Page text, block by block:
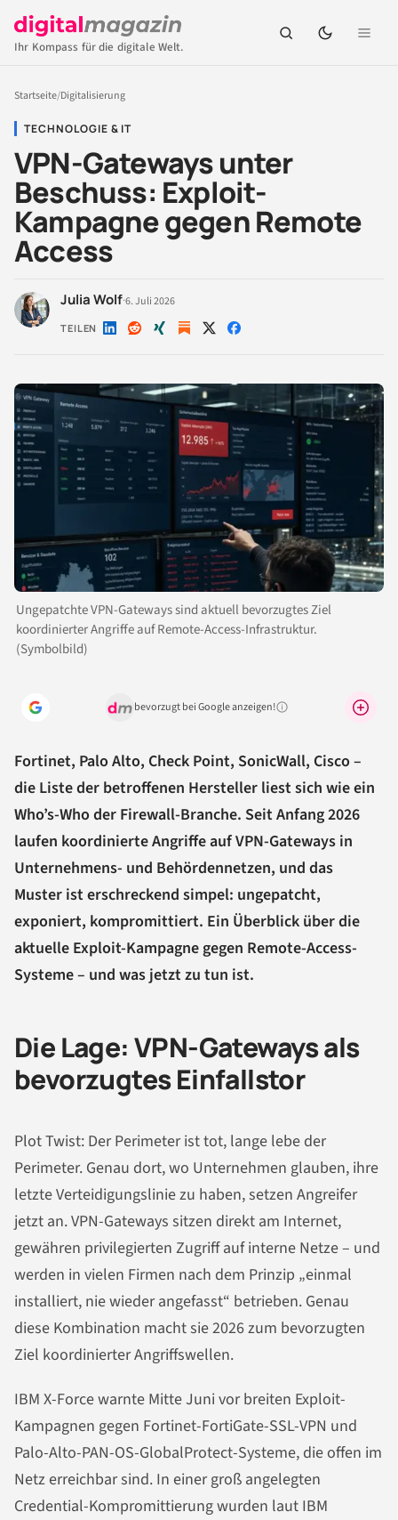
Ihr Kompass für die digitale Welt.
Startseite/Digitalisierung
TECHNOLOGIE & IT
VPN-Gateways unter
Beschuss: Exploit-
Kampagne gegen Remote
Access
Julia Wolf·6. Juli 2026
TEILEN Auf Auf Auf Auf Auf
Ungepatchte VPN-Gateways sind aktuell bevorzugtes Ziel
koordinierter Angriffe auf Remote-Access-Infrastruktur.
(Symbolbild)
bevorzugt bei Google anzeigen!Warum lohnt sich das?
Fortinet, Palo Alto, Check Point, SonicWall, Cisco –
die Liste der betroffenen Hersteller liest sich wie ein
Who’s-Who der Firewall-Branche. Seit Anfang 2026
laufen koordinierte Angriffe auf VPN-Gateways in
Unternehmens- und Behördennetzen, und das
Muster ist erschreckend simpel: ungepatcht,
exponiert, kompromittiert. Ein Überblick über die
aktuelle Exploit-Kampagne gegen Remote-Access-
Systeme – und was jetzt zu tun ist.
Die Lage: VPN-Gateways als
bevorzugtes Einfallstor
Plot Twist: Der Perimeter ist tot, lange lebe der
Perimeter. Genau dort, wo Unternehmen glauben, ihre
letzte Verteidigungslinie zu haben, setzen Angreifer
jetzt an. VPN-Gateways sitzen direkt am Internet,
gewähren privilegierten Zugriff auf interne Netze – und
werden in vielen Firmen nach dem Prinzip „einmal
installiert, nie wieder angefasst“ betrieben. Genau
diese Kombination macht sie 2026 zum bevorzugten
Ziel koordinierter Angriffswellen.
IBM X-Force warnte Mitte Juni vor breiten Exploit-
Kampagnen gegen Fortinet-FortiGate-SSL-VPN und
Palo-Alto-PAN-OS-GlobalProtect-Systeme, die offen im
Netz erreichbar sind. In einer groß angelegten
Credential-Kompromittierung wurden laut IBM